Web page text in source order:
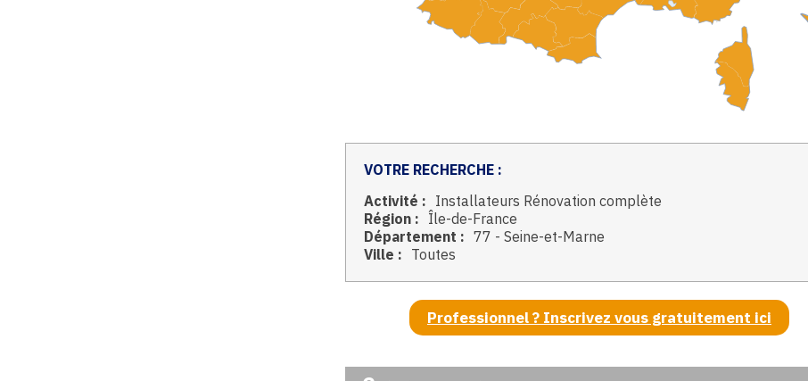
VOTRE RECHERCHE :
Activité : Installateurs Rénovation complète
Région : Île-de-France
Département : 77 - Seine-et-Marne
Ville : Toutes
Professionnel ? Inscrivez vous gratuitement ici